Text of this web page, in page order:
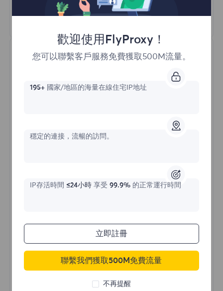
$?/天
立即購買
不限流量使用
全球超過50個地區
歡迎使用FlyProxy！
您可以聯繫客戶服務免費獲取500M流量。
195+國家/地區的海量在線住宅IP地址
穩定的連接，流暢的訪問。
IP存活時間 ≤24小時享受 99.9%的正常運行時間
立即註冊
聯繫我們獲取500M免費流量
不再提醒